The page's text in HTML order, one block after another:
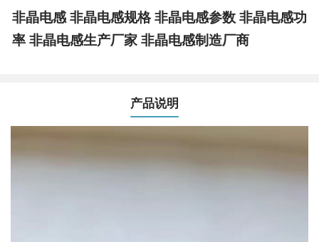
非晶电感 非晶电感规格 非晶电感参数 非晶电感功
率 非晶电感生产厂家 非晶电感制造厂商
产品说明